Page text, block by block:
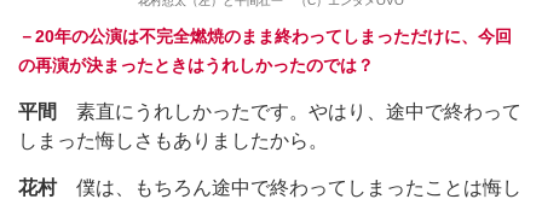
－20年の公演は不完全燃焼のまま終わってしまっただけに、今回
の再演が決まったときはうれしかったのでは？
平間
素直にうれしかったです。やはり、途中で終わって
しまった悔しさもありましたから。
花村僕は、もちろん途中で終わってしまったことは悔し